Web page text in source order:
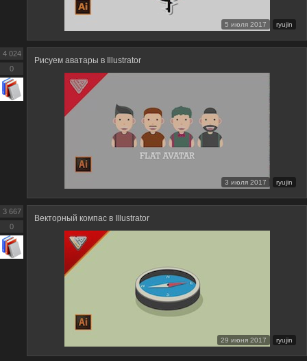
5 июля 2017 ryujin
Рисуем аватары в Illustrator
3 июля 2017 ryujin
4 024
0
Векторный компас в Illustrator
29 июня 2017 ryujin
3 667
0